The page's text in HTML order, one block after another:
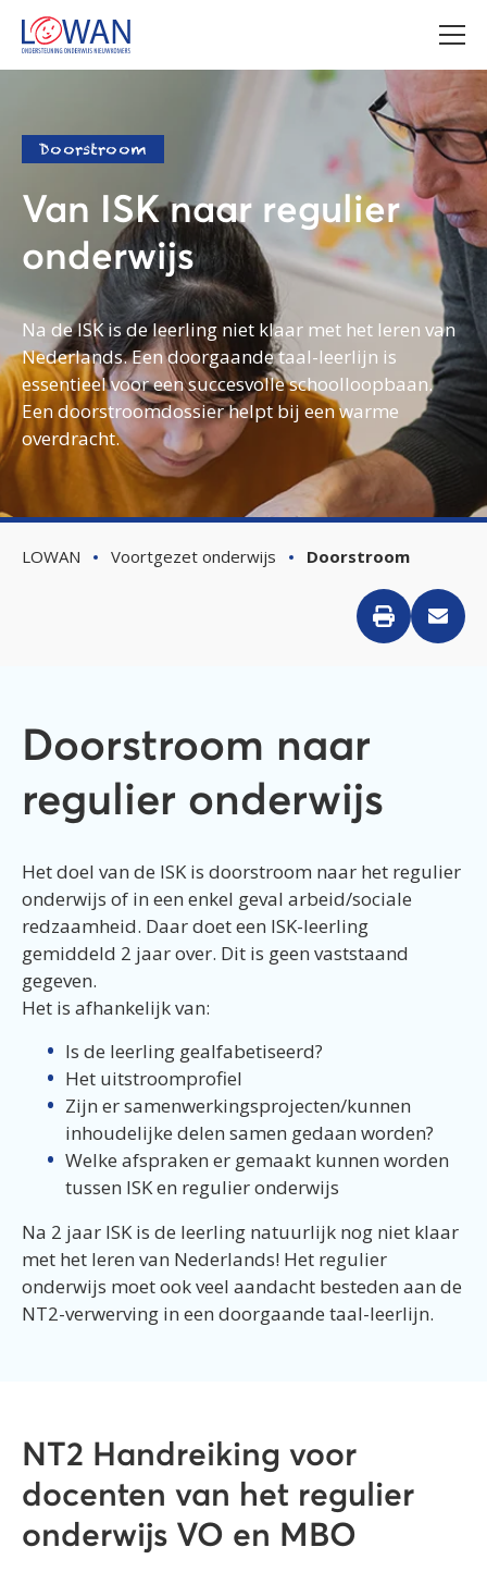
Doorstroom
Van ISK naar regulier
onderwijs
Na de ISK is de leerling niet klaar met het leren van
Nederlands. Een doorgaande taal-leerlijn is
essentieel voor een succesvolle schoolloopbaan.
Een doorstroomdossier helpt bij een warme
overdracht.
LOWAN Voortgezet onderwijs Doorstroom
Doorstroom naar
regulier onderwijs
Het doel van de ISK is doorstroom naar het regulier
onderwijs of in een enkel geval arbeid/sociale
redzaamheid. Daar doet een ISK-leerling
gemiddeld 2 jaar over. Dit is geen vaststaand
gegeven.
Het is afhankelijk van:
Is de leerling gealfabetiseerd?
Het uitstroomprofiel
Zijn er samenwerkingsprojecten/kunnen
inhoudelijke delen samen gedaan worden?
Welke afspraken er gemaakt kunnen worden
tussen ISK en regulier onderwijs
Na 2 jaar ISK is de leerling natuurlijk nog niet klaar
met het leren van Nederlands! Het regulier
onderwijs moet ook veel aandacht besteden aan de
NT2-verwerving in een doorgaande taal-leerlijn.
NT2 Handreiking voor
docenten van het regulier
onderwijs VO en MBO